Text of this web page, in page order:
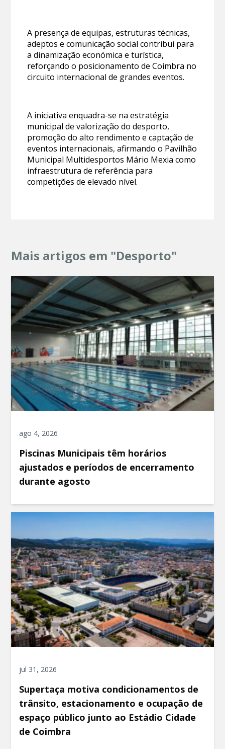
A presença de equipas, estruturas técnicas,
adeptos e comunicação social contribui para
a dinamização económica e turística,
reforçando o posicionamento de Coimbra no
circuito internacional de grandes eventos.
A iniciativa enquadra-se na estratégia
municipal de valorização do desporto,
promoção do alto rendimento e captação de
eventos internacionais, afirmando o Pavilhão
Municipal Multidesportos Mário Mexia como
infraestrutura de referência para
competições de elevado nível.
Mais artigos em "Desporto"
ago 4, 2026
Piscinas Municipais têm horários
ajustados e períodos de encerramento
durante agosto
jul 31, 2026
Supertaça motiva condicionamentos de
trânsito, estacionamento e ocupação de
espaço público junto ao Estádio Cidade
de Coimbra